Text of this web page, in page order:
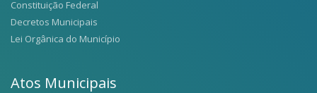
Constituição Federal
Decretos Municipais
Lei Orgânica do Município
Atos Municipais